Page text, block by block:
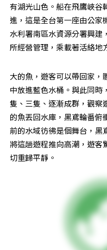
有湖光山色。船在飛鷹峽
進，這是全台第一座由公家
水利署南區水資源分署興建
所經營管理，乘載著活絡地
大的魚，遊客可以帶回家，
中放進藍色水桶。與此同
隻、三隻、逐漸成群，觀察
的魚丟回水庫，黑鳶輪番俯
前的水域彷彿是個舞台，黑
將這趟遊程推向高潮，遊
切重歸平靜。